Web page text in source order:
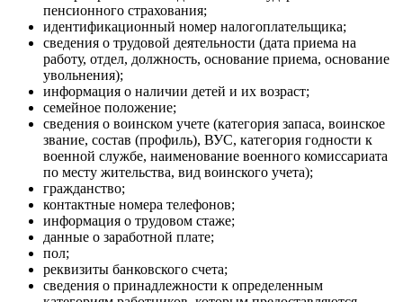
пенсионного страхования;
идентификационный номер налогоплательщика;
сведения о трудовой деятельности (дата приема на
работу, отдел, должность, основание приема, основание
увольнения);
информация о наличии детей и их возраст;
семейное положение;
сведения о воинском учете (категория запаса, воинское
звание, состав (профиль), ВУС, категория годности к
военной службе, наименование военного комиссариата
по месту жительства, вид воинского учета);
гражданство;
контактные номера телефонов;
информация о трудовом стаже;
данные о заработной плате;
пол;
реквизиты банковского счета;
сведения о принадлежности к определенным